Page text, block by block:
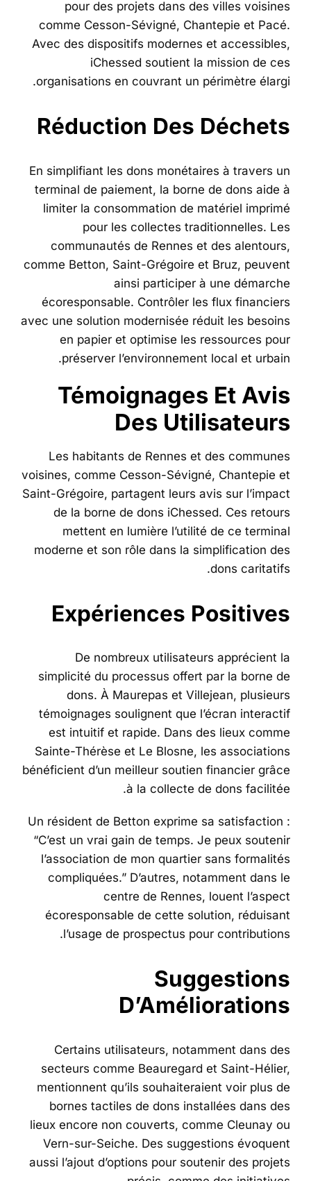
pour des projets dans des villes voisines
comme Cesson-Sévigné, Chantepie et Pacé.
Avec des dispositifs modernes et accessibles,
iChessed soutient la mission de ces
organisations en couvrant un périmètre élargi.
Réduction Des Déchets
En simplifiant les dons monétaires à travers un
terminal de paiement, la borne de dons aide à
limiter la consommation de matériel imprimé
pour les collectes traditionnelles. Les
communautés de Rennes et des alentours,
comme Betton, Saint-Grégoire et Bruz, peuvent
ainsi participer à une démarche
écoresponsable. Contrôler les flux financiers
avec une solution modernisée réduit les besoins
en papier et optimise les ressources pour
préserver l’environnement local et urbain.
Témoignages Et Avis
Des Utilisateurs
Les habitants de Rennes et des communes
voisines, comme Cesson-Sévigné, Chantepie et
Saint-Grégoire, partagent leurs avis sur l’impact
de la borne de dons iChessed. Ces retours
mettent en lumière l’utilité de ce terminal
moderne et son rôle dans la simplification des
dons caritatifs.
Expériences Positives
De nombreux utilisateurs apprécient la
simplicité du processus offert par la borne de
dons. À Maurepas et Villejean, plusieurs
témoignages soulignent que l’écran interactif
est intuitif et rapide. Dans des lieux comme
Sainte-Thérèse et Le Blosne, les associations
bénéficient d’un meilleur soutien financier grâce
à la collecte de dons facilitée.
Un résident de Betton exprime sa satisfaction :
“C’est un vrai gain de temps. Je peux soutenir
l’association de mon quartier sans formalités
compliquées.” D’autres, notamment dans le
centre de Rennes, louent l’aspect
écoresponsable de cette solution, réduisant
l’usage de prospectus pour contributions.
Suggestions
D’Améliorations
Certains utilisateurs, notamment dans des
secteurs comme Beauregard et Saint-Hélier,
mentionnent qu’ils souhaiteraient voir plus de
bornes tactiles de dons installées dans des
lieux encore non couverts, comme Cleunay ou
Vern-sur-Seiche. Des suggestions évoquent
aussi l’ajout d’options pour soutenir des projets